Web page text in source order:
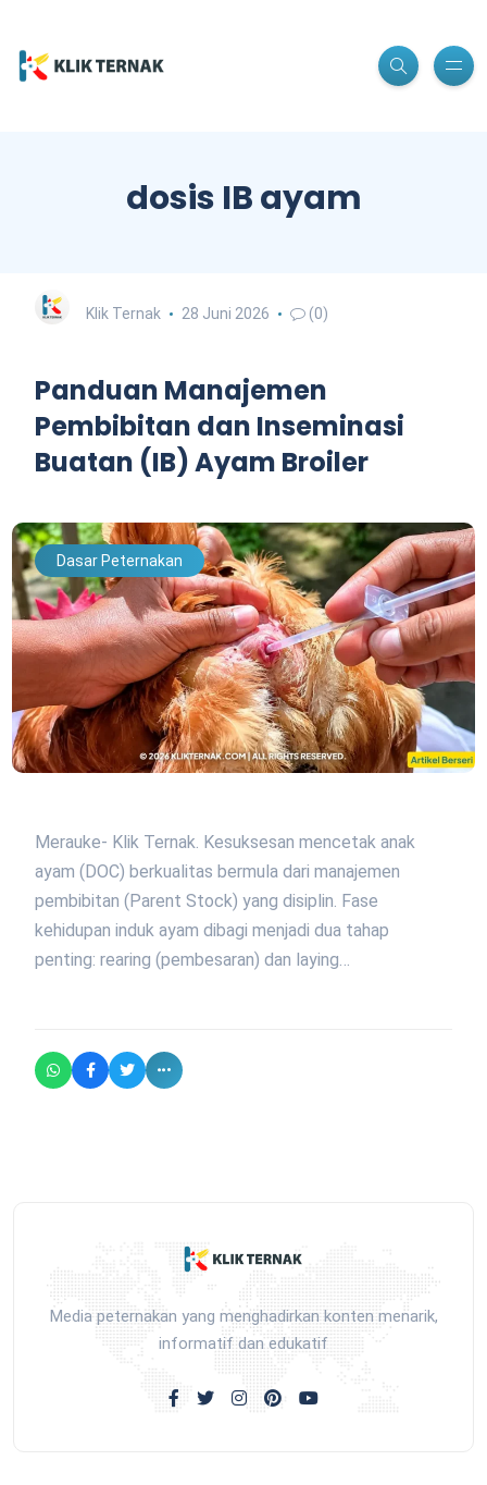
dosis IB ayam
Klik Ternak 28 Juni 2026 (0)
Panduan Manajemen
Pembibitan dan Inseminasi
Buatan (IB) Ayam Broiler
Dasar Peternakan
Merauke- Klik Ternak. Kesuksesan mencetak anak
ayam (DOC) berkualitas bermula dari manajemen
pembibitan (Parent Stock) yang disiplin. Fase
kehidupan induk ayam dibagi menjadi dua tahap
penting: rearing (pembesaran) dan laying…
Media peternakan yang menghadirkan konten menarik,
informatif dan edukatif